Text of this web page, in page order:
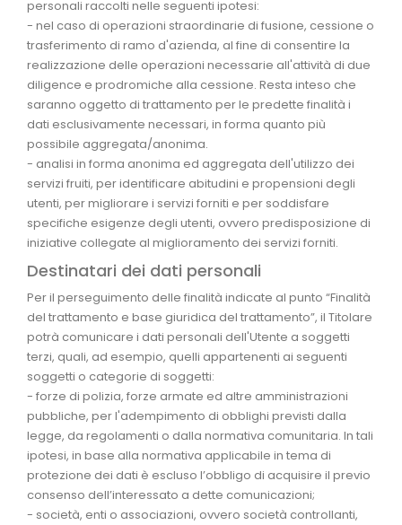
personali raccolti nelle seguenti ipotesi:
- nel caso di operazioni straordinarie di fusione, cessione o
trasferimento di ramo d'azienda, al fine di consentire la
realizzazione delle operazioni necessarie all'attività di due
diligence e prodromiche alla cessione. Resta inteso che
saranno oggetto di trattamento per le predette finalità i
dati esclusivamente necessari, in forma quanto più
possibile aggregata/anonima.
- analisi in forma anonima ed aggregata dell'utilizzo dei
servizi fruiti, per identificare abitudini e propensioni degli
utenti, per migliorare i servizi forniti e per soddisfare
specifiche esigenze degli utenti, ovvero predisposizione di
iniziative collegate al miglioramento dei servizi forniti.
Destinatari dei dati personali
Per il perseguimento delle finalità indicate al punto “Finalità
del trattamento e base giuridica del trattamento”, il Titolare
potrà comunicare i dati personali dell'Utente a soggetti
terzi, quali, ad esempio, quelli appartenenti ai seguenti
soggetti o categorie di soggetti:
- forze di polizia, forze armate ed altre amministrazioni
pubbliche, per l'adempimento di obblighi previsti dalla
legge, da regolamenti o dalla normativa comunitaria. In tali
ipotesi, in base alla normativa applicabile in tema di
protezione dei dati è escluso l’obbligo di acquisire il previo
consenso dell’interessato a dette comunicazioni;
- società, enti o associazioni, ovvero società controllanti,